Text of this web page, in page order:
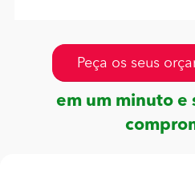
Peça os seus
em um minuto e